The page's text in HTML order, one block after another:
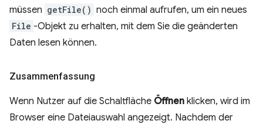
müssen getFile() noch einmal aufrufen, um ein neues
File -Objekt zu erhalten, mit dem Sie die geänderten
Daten lesen können.
Zusammenfassung
Wenn Nutzer auf die Schaltfläche Öffnen klicken, wird im
Browser eine Dateiauswahl angezeigt. Nachdem der